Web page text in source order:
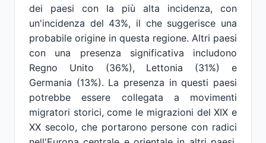
dei paesi con la più alta incidenza, con
un'incidenza del 43%, il che suggerisce una
probabile origine in questa regione. Altri paesi
con una presenza significativa includono
Regno Unito (36%), Lettonia (31%) e
Germania (13%). La presenza in questi paesi
potrebbe essere collegata a movimenti
migratori storici, come le migrazioni del XIX e
XX secolo, che portarono persone con radici